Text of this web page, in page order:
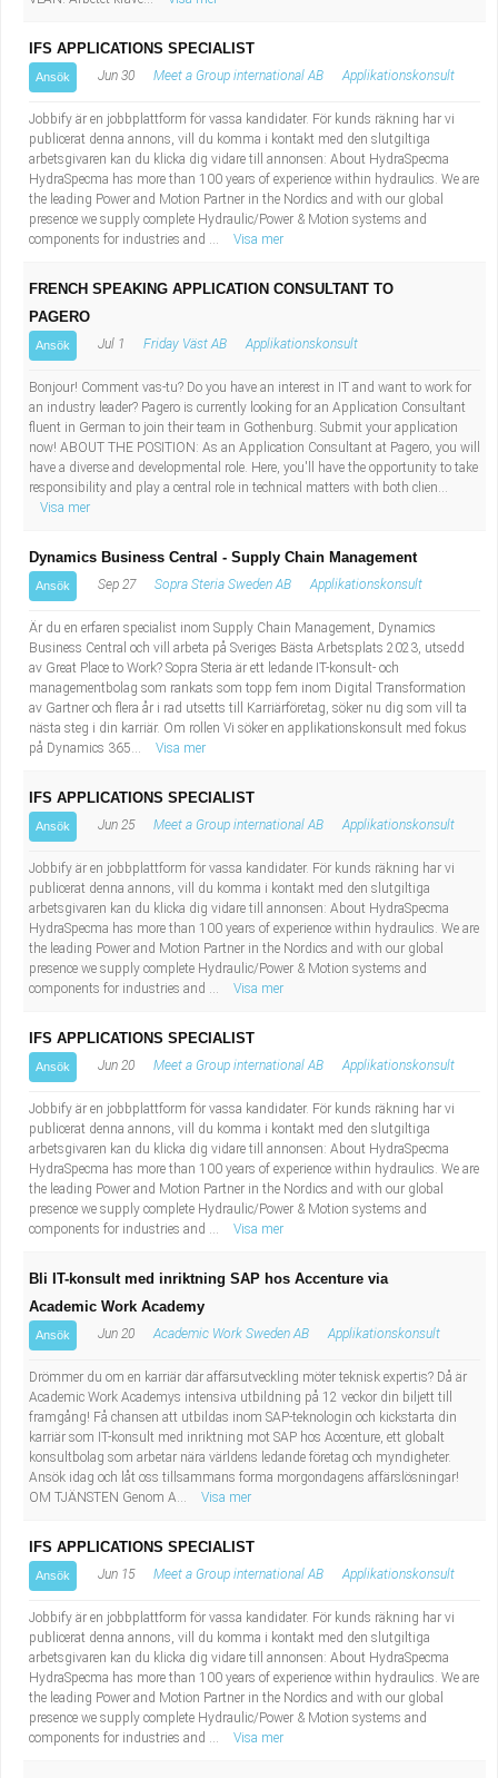
IFS APPLICATIONS SPECIALIST
Ansök Jun 30 Meet a Group international AB Applikationskonsult
Jobbify är en jobbplattform för vassa kandidater. För kunds räkning har vi
publicerat denna annons, vill du komma i kontakt med den slutgiltiga
arbetsgivaren kan du klicka dig vidare till annonsen: About HydraSpecma
HydraSpecma has more than 100 years of experience within hydraulics. We are
the leading Power and Motion Partner in the Nordics and with our global
presence we supply complete Hydraulic/Power & Motion systems and
components for industries and ...
Visa mer
FRENCH SPEAKING APPLICATION CONSULTANT TO
PAGERO
Ansök Jul 1 Friday Väst AB Applikationskonsult
Bonjour! Comment vas-tu? Do you have an interest in IT and want to work for
an industry leader? Pagero is currently looking for an Application Consultant
fluent in German to join their team in Gothenburg. Submit your application
now! ABOUT THE POSITION: As an Application Consultant at Pagero, you will
have a diverse and developmental role. Here, you'll have the opportunity to take
responsibility and play a central role in technical matters with both clien...
Visa mer
Dynamics Business Central - Supply Chain Management
Ansök Sep 27 Sopra Steria Sweden AB Applikationskonsult
Är du en erfaren specialist inom Supply Chain Management, Dynamics
Business Central och vill arbeta på Sveriges Bästa Arbetsplats 2023, utsedd
av Great Place to Work? Sopra Steria är ett ledande IT-konsult- och
managementbolag som rankats som topp fem inom Digital Transformation
av Gartner och flera år i rad utsetts till Karriärföretag, söker nu dig som vill ta
nästa steg i din karriär. Om rollen Vi söker en applikationskonsult med fokus
på Dynamics 365...
Visa mer
IFS APPLICATIONS SPECIALIST
Ansök Jun 25 Meet a Group international AB Applikationskonsult
Jobbify är en jobbplattform för vassa kandidater. För kunds räkning har vi
publicerat denna annons, vill du komma i kontakt med den slutgiltiga
arbetsgivaren kan du klicka dig vidare till annonsen: About HydraSpecma
HydraSpecma has more than 100 years of experience within hydraulics. We are
the leading Power and Motion Partner in the Nordics and with our global
presence we supply complete Hydraulic/Power & Motion systems and
components for industries and ...
Visa mer
IFS APPLICATIONS SPECIALIST
Ansök Jun 20 Meet a Group international AB Applikationskonsult
Jobbify är en jobbplattform för vassa kandidater. För kunds räkning har vi
publicerat denna annons, vill du komma i kontakt med den slutgiltiga
arbetsgivaren kan du klicka dig vidare till annonsen: About HydraSpecma
HydraSpecma has more than 100 years of experience within hydraulics. We are
the leading Power and Motion Partner in the Nordics and with our global
presence we supply complete Hydraulic/Power & Motion systems and
components for industries and ...
Visa mer
Bli IT-konsult med inriktning SAP hos Accenture via
Academic Work Academy
Ansök Jun 20 Academic Work Sweden AB Applikationskonsult
Drömmer du om en karriär där affärsutveckling möter teknisk expertis? Då är
Academic Work Academys intensiva utbildning på 12 veckor din biljett till
framgång! Få chansen att utbildas inom SAP-teknologin och kickstarta din
karriär som IT-konsult med inriktning mot SAP hos Accenture, ett globalt
konsultbolag som arbetar nära världens ledande företag och myndigheter.
Ansök idag och låt oss tillsammans forma morgondagens affärslösningar!
OM TJÄNSTEN Genom A...
Visa mer
IFS APPLICATIONS SPECIALIST
Ansök Jun 15 Meet a Group international AB Applikationskonsult
Jobbify är en jobbplattform för vassa kandidater. För kunds räkning har vi
publicerat denna annons, vill du komma i kontakt med den slutgiltiga
arbetsgivaren kan du klicka dig vidare till annonsen: About HydraSpecma
HydraSpecma has more than 100 years of experience within hydraulics. We are
the leading Power and Motion Partner in the Nordics and with our global
presence we supply complete Hydraulic/Power & Motion systems and
components for industries and ...
Visa mer